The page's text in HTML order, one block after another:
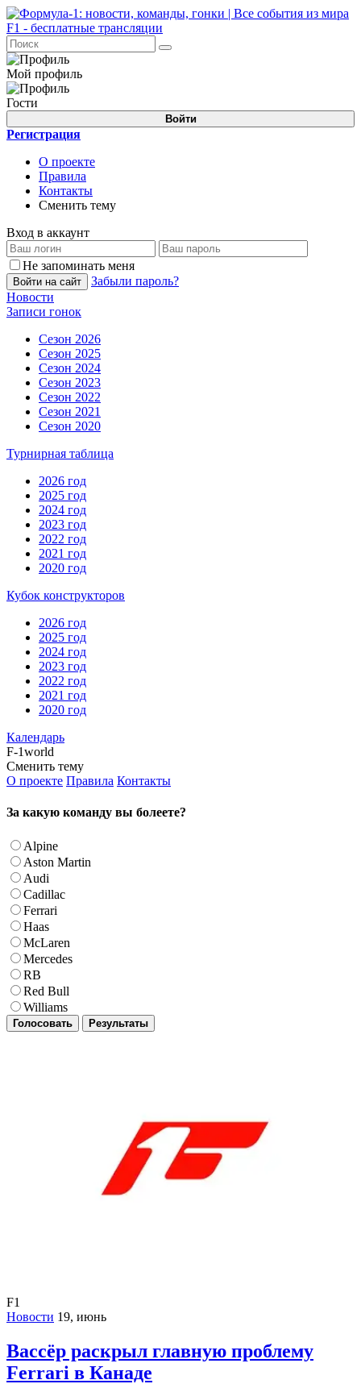
Мой профиль
Гости
Войти
Регистрация
О проекте
Правила
Контакты
Сменить тему
Вход в аккаунт
Не запоминать меня
Войти на сайт
Забыли пароль?
Новости
Записи гонок
Сезон 2026
Сезон 2025
Сезон 2024
Сезон 2023
Сезон 2022
Сезон 2021
Сезон 2020
Турнирная таблица
2026 год
2025 год
2024 год
2023 год
2022 год
2021 год
2020 год
Кубок конструкторов
2026 год
2025 год
2024 год
2023 год
2022 год
2021 год
2020 год
Календарь
F-1world
Сменить тему
О проекте Правила Контакты
За какую команду вы болеете?
Alpine
Aston Martin
Audi
Cadillac
Ferrari
Haas
McLaren
Mercedes
RB
Red Bull
Williams
Голосовать Результаты
F1
Новости 19, июнь
Вассёр раскрыл главную проблему
Ferrari в Канаде